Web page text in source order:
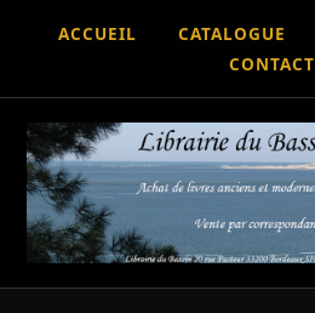
ACCUEIL CATALOGUE
CONTACT